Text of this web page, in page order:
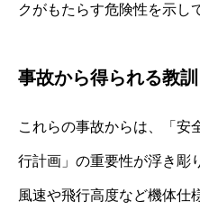
クがもたらす危険性を示し
事故から得られる教訓
これらの事故からは、「安
行計画」の重要性が浮き彫
風速や飛行高度など機体仕